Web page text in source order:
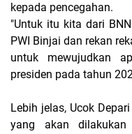
kepada pencegahan.
"Untuk itu kita dari
PWI Binjai dan rekan
untuk mewujudkan
presiden pada tahun
Lebih jelas, Ucok
yang akan